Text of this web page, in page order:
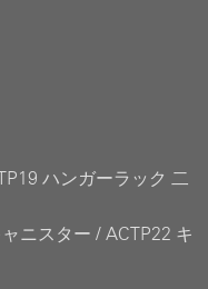
ハンガーラック 二
ニスター / ACTP22 キ